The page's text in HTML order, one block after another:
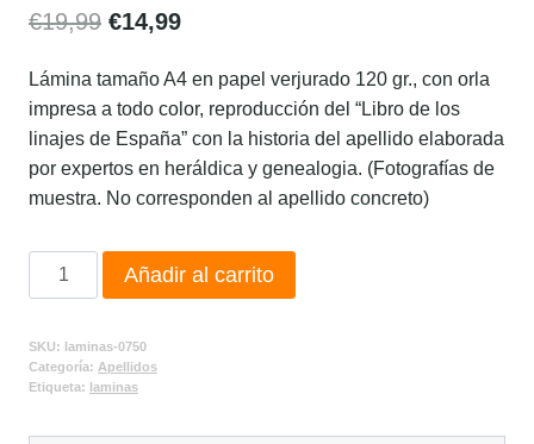
€19,99 €14,99
Lámina tamaño A4 en papel verjurado 120 gr., con orla
impresa a todo color, reproducción del “Libro de los
linajes de España” con la historia del apellido elaborada
por expertos en heráldica y genealogia. (Fotografías de
muestra. No corresponden al apellido concreto)
Añadir al carrito
SKU: laminas-0750
Categoría: Apellidos
Etiqueta: laminas